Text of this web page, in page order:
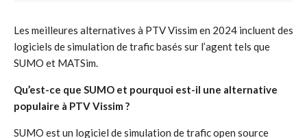
Les meilleures alternatives à PTV Vissim en 2024 incluent des
logiciels de simulation de trafic basés sur l’agent tels que
SUMO et MATSim.
Qu’est-ce que SUMO et pourquoi est-il une alternative
populaire à PTV Vissim ?
SUMO est un logiciel de simulation de trafic open source